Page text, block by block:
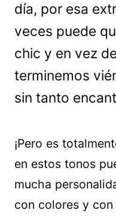
día, por esa
veces puede
chic y en vez
terminemos
sin tanto
¡Pero es
en estos tonos
mucha
con colores y